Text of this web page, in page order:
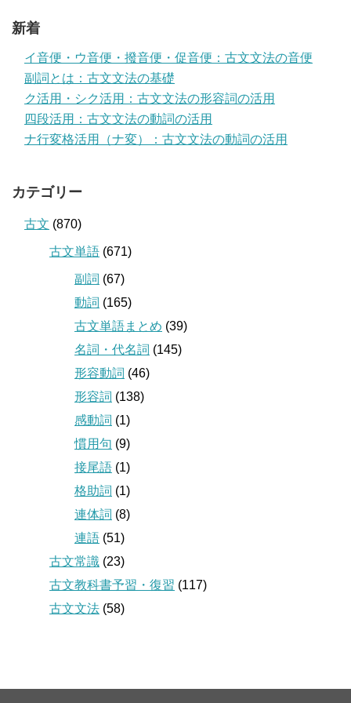
新着
イ音便・ウ音便・撥音便・促音便：古文文法の音便
副詞とは：古文文法の基礎
ク活用・シク活用：古文文法の形容詞の活用
四段活用：古文文法の動詞の活用
ナ行変格活用（ナ変）：古文文法の動詞の活用
カテゴリー
古文 (870)
古文単語 (671)
副詞 (67)
動詞 (165)
古文単語まとめ (39)
名詞・代名詞 (145)
形容動詞 (46)
形容詞 (138)
感動詞 (1)
慣用句 (9)
接尾語 (1)
格助詞 (1)
連体詞 (8)
連語 (51)
古文常識 (23)
古文教科書予習・復習 (117)
古文文法 (58)